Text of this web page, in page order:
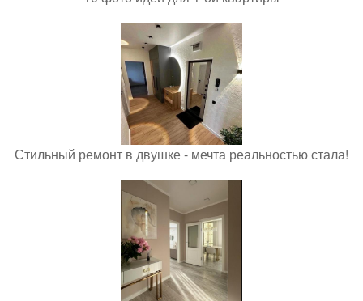
Стильный ремонт в двушке - мечта реальностью стала!